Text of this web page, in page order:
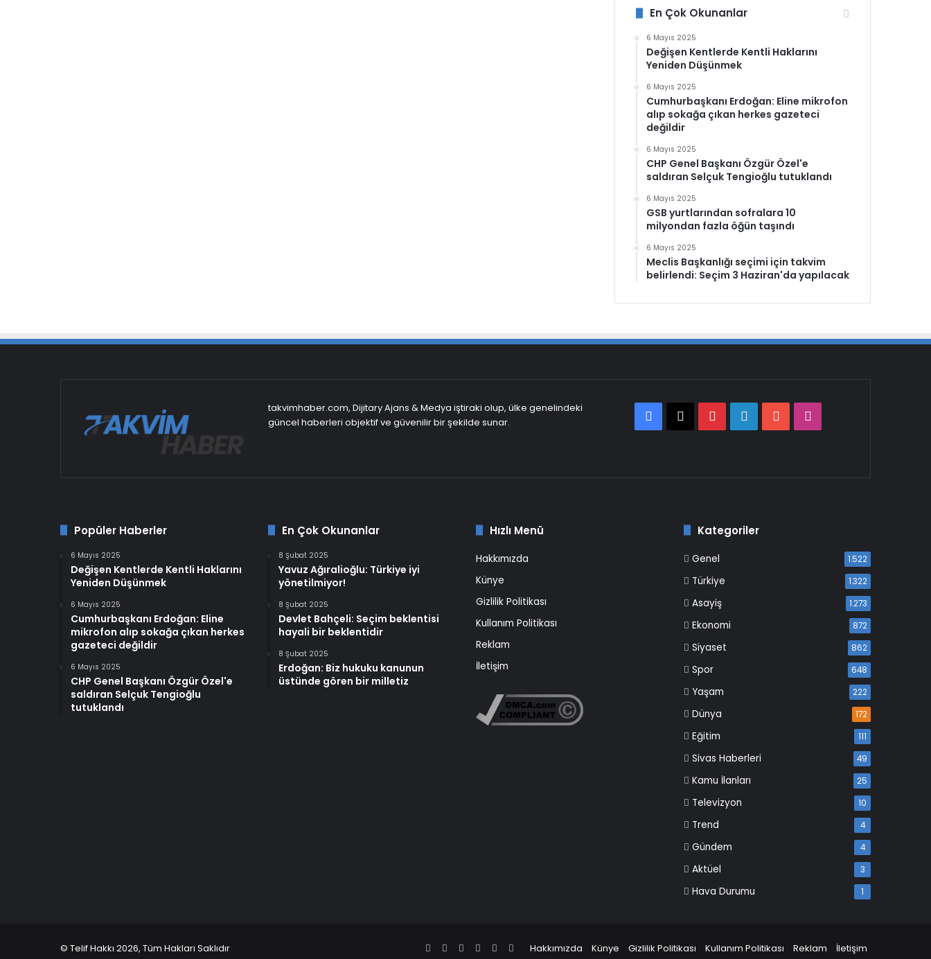
En Çok Okunanlar
6 Mayıs 2025
Değişen Kentlerde Kentli Haklarını
Yeniden Düşünmek
6 Mayıs 2025
Cumhurbaşkanı Erdoğan: Eline mikrofon
alıp sokağa çıkan herkes gazeteci
değildir
6 Mayıs 2025
CHP Genel Başkanı Özgür Özel'e
saldıran Selçuk Tengioğlu tutuklandı
6 Mayıs 2025
GSB yurtlarından sofralara 10
milyondan fazla öğün taşındı
6 Mayıs 2025
Meclis Başkanlığı seçimi için takvim
belirlendi: Seçim 3 Haziran'da yapılacak
takvimhaber.com, Dijitary Ajans & Medya iştiraki olup, ülke genelindeki
güncel haberleri objektif ve güvenilir bir şekilde sunar.
Facebook
X PinterestLinkedInYouTube
Popüler Haberler
6 Mayıs 2025
Değişen Kentlerde Kentli Haklarını
Yeniden Düşünmek
6 Mayıs 2025
Cumhurbaşkanı Erdoğan: Eline
mikrofon alıp sokağa çıkan herkes
gazeteci değildir
6 Mayıs 2025
CHP Genel Başkanı Özgür Özel'e
saldıran Selçuk Tengioğlu
tutuklandı
En Çok Okunanlar
8 Şubat 2025
Yavuz Ağıralioğlu: Türkiye iyi
yönetilmiyor!
8 Şubat 2025
Devlet Bahçeli: Seçim beklentisi
hayali bir beklentidir
8 Şubat 2025
Erdoğan: Biz hukuku kanunun
üstünde gören bir milletiz
Hızlı Menü
Hakkımızda
Künye
Gizlilik Politikası
Kullanım Politikası
Reklam
İletişim
Kategoriler
Genel 1.522
Türkiye 1.322
Asayiş 1.273
Ekonomi 872
Siyaset 862
Spor 648
Yaşam 222
Dünya 172
Eğitim 111
Sivas Haberleri 49
Kamu İlanları 25
Televizyon 10
Trend 4
Gündem 4
Aktüel 3
Hava Durumu 1
© Telif Hakkı 2026, Tüm Hakları Saklıdır Hakkımızda Künye Gizlilik Politikası Kullanım Politikası Reklam İletişim
FacebookPinterestLinkedInYouTubeInstagram